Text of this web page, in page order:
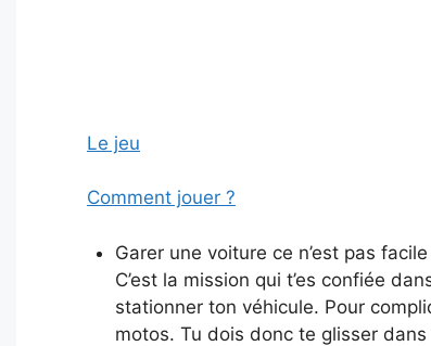
Le jeu
Comment jouer ?
Garer une voiture ce n’est pas
C’est la mission qui t’es confiée
stationner ton véhicule. Pour
motos. Tu dois donc te glisser